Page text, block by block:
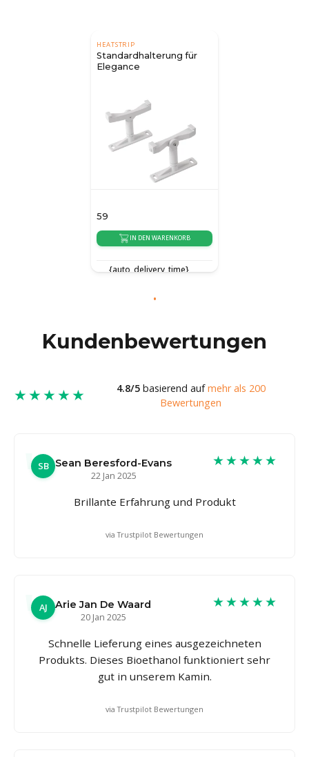
HEATSTRIP
Standardhalterung für
Elegance
59
IN DEN WARENKORB
{auto_delivery_time}
Kundenbewertungen
★★★★★ 4.8/5basierend aufmehr als 200
Bewertungen
SB Sean Beresford-Evans
22 Jan 2025
★★★★★
Brillante Erfahrung und Produkt
via Trustpilot Bewertungen
AJ
Arie Jan De Waard
20 Jan 2025
★★★★★
Schnelle Lieferung eines ausgezeichneten
Produkts. Dieses Bioethanol funktioniert sehr
gut in unserem Kamin.
via Trustpilot Bewertungen